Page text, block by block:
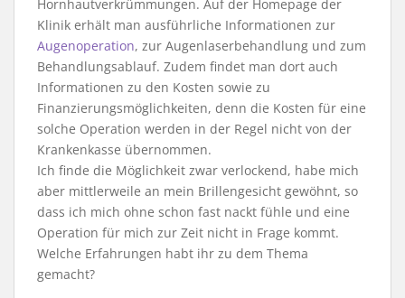
Hornhautverkrümmungen. Auf der Homepage der
Klinik erhält man ausführliche Informationen zur
Augenoperation, zur Augenlaserbehandlung und zum
Behandlungsablauf. Zudem findet man dort auch
Informationen zu den Kosten sowie zu
Finanzierungsmöglichkeiten, denn die Kosten für eine
solche Operation werden in der Regel nicht von der
Krankenkasse übernommen.
Ich finde die Möglichkeit zwar verlockend, habe mich
aber mittlerweile an mein Brillengesicht gewöhnt, so
dass ich mich ohne schon fast nackt fühle und eine
Operation für mich zur Zeit nicht in Frage kommt.
Welche Erfahrungen habt ihr zu dem Thema
gemacht?